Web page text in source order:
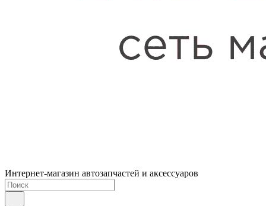
Интернет-магазин автозапчастей и аксессуаров